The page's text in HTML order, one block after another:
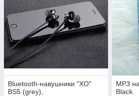
Bluetooth-навушники "XO"
BS5 (grey),
MP3
Black